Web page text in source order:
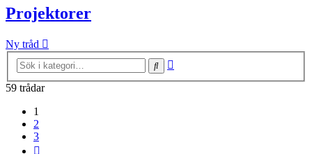
Projektorer
Ny tråd
Sök
59 trådar
1
2
3